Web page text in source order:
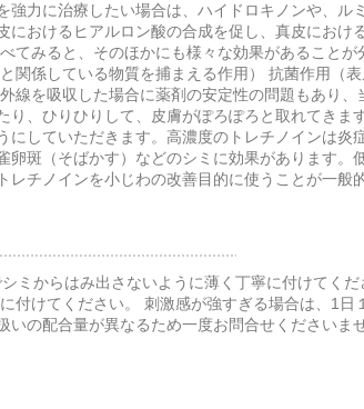
力に治療したい場合は、ハイドロキノンや、ル
おけるヒアルロン酸の合成を促し、真皮におけ
てみると、そのほかにも様々な効果があることが
関係している物質を捕まえる作用） 抗菌作用（
線を吸収した場合に薬剤の安定性の問題もあり、
、ひりひりして、皮膚がぽろぽろと取れてきま
にしていただきます。高濃度のトレチノインは炎
斑（そばかす）などのシミに効果があります。
チノインを小じわの改善目的に使うことが一般的
ミからはみ出さないように薄く丁寧に付けてく
付けてください。 刺激感が強すぎる場合は、1日
の配合量が異なるため一度お問合せくださいま